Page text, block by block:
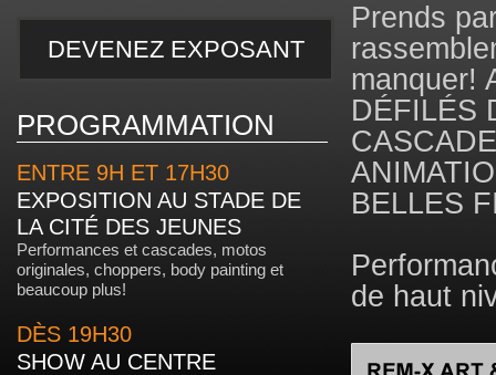
DEVENEZ EXPOSANT
PROGRAMMATION
ENTRE 9H ET 17H30
EXPOSITION AU STADE DE
LA CITÉ DES JEUNES
Performances et cascades, motos
originales, choppers, body painting et
beaucoup plus!
DÈS 19H30
SHOW AU CENTRE
Prends
manquer!
DÉFILÉS
BELLES
de haut